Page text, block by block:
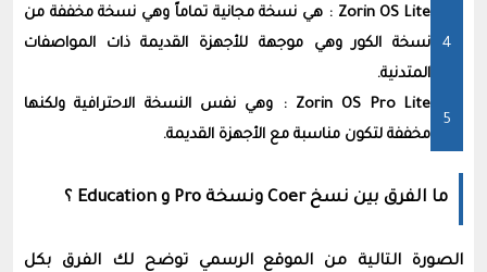
Zorin OS Lite : هي نسخة مجانية تماماً وهي نسخة مخففة من
نسخة الكور وهي موجهة للأجهزة القديمة ذات المواصفات
المتدنية.
Zorin OS Pro Lite : وهي نفس النسخة الاحترافية ولكنها
مخففة لتكون مناسبة مع الأجهزة القديمة.
ما الفرق بين نسخ Coer ونسخة Pro و Education ؟
الصورة التالية من الموقع الرسمي توضح لك الفرق بكل